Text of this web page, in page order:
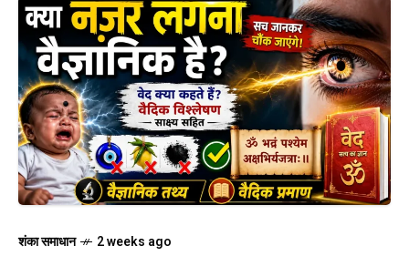
शंका समाधान 2 weeks ago